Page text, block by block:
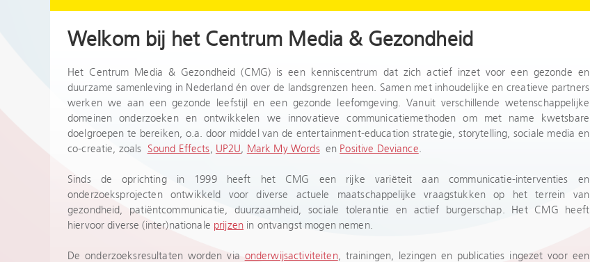
Welkom bij het Centrum Media & Gezondheid
Het Centrum Media & Gezondheid (CMG) is een kenniscentrum dat zich actief inzet voor een gezonde en
duurzame samenleving in Nederland én over de landsgrenzen heen. Samen met inhoudelijke en creatieve partners
werken we aan een gezonde leefstijl en een gezonde leefomgeving. Vanuit verschillende wetenschappelijke
domeinen onderzoeken en ontwikkelen we innovatieve communicatiemethoden om met name kwetsbare
doelgroepen te bereiken, o.a. door middel van de entertainment-education strategie, storytelling, sociale media en
co-creatie, zoals Sound Effects, UP2U, Mark My Wordsen Positive Deviance.
Sinds de oprichting in 1999 heeft het CMG een rijke variëteit aan communicatie-interventies en
onderzoeksprojecten ontwikkeld voor diverse actuele maatschappelijke vraagstukken op het terrein van
gezondheid, patiëntcommunicatie, duurzaamheid, sociale tolerantie en actief burgerschap. Het CMG heeft
hiervoor diverse (inter)nationale prijzen in ontvangst mogen nemen.
De onderzoeksresultaten worden via onderwijsactiviteiten, trainingen, lezingen en publicaties ingezet voor een